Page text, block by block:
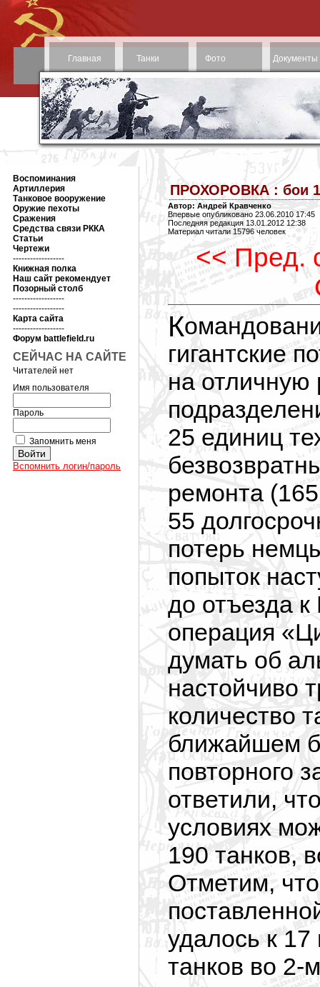
Главная Танки Фото Документы
Воспоминания
Артиллерия
Танковое вооружение
Оружие пехоты
Сражения
Средства связи РККА
Статьи
Чертежи
------------------
Книжная полка
Наш сайт рекомендует
Позорный столб
------------------
------------------
Карта сайта
------------------
Форум battlefield.ru
СЕЙЧАС НА САЙТЕ
Читателей нет
Имя пользователя
Пароль
Запомнить меня
Вспомнить логин/пароль
ПРОХОРОВКА : бои
Автор: Андрей Кравченко
Впервые опубликовано 23.06.2010 17:45
Последняя редакция 13.01.2012 12:38
Материал читали 15796 человек
<< Пред.
Командование противника очень беспокоили
гигантские
на отличную
25 единиц
ремонта
55
потерь
попыток
до отъезда
операция
думать об
настойчиво
количество
ближайшем
повторного
ответили,
условиях
190 танков,
Отметим,
удалось к
танков во